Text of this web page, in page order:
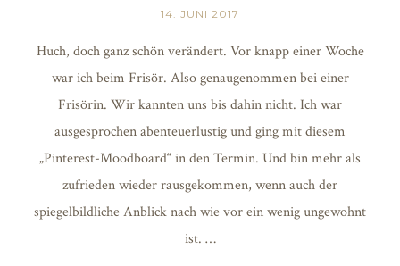
14. JUNI 2017
Huch, doch ganz schön verändert. Vor knapp einer Woche
war ich beim Frisör. Also genaugenommen bei einer
Frisörin. Wir kannten uns bis dahin nicht. Ich war
ausgesprochen abenteuerlustig und ging mit diesem
„Pinterest-Moodboard“ in den Termin. Und bin mehr als
zufrieden wieder rausgekommen, wenn auch der
spiegelbildliche Anblick nach wie vor ein wenig ungewohnt
ist. …